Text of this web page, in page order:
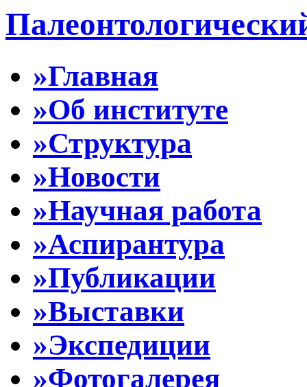
»Главная
»Об институте
»Структура
»Новости
»Научная работа
»Аспирантура
»Публикации
»Выставки
»Экспедиции
»Фотогалерея